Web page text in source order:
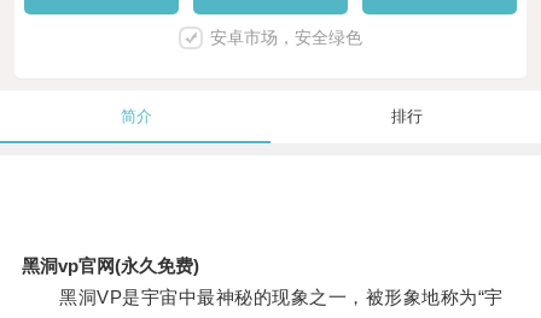
安卓市场，安全绿色
简介 排行
黑洞vp官网(永久免费)
黑洞VP是宇宙中最神秘的现象之一，被形象地称为“宇